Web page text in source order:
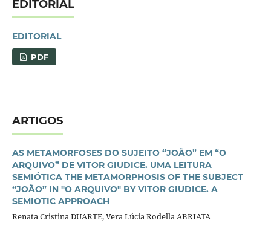
EDITORIAL
EDITORIAL
PDF
ARTIGOS
AS METAMORFOSES DO SUJEITO “JOÃO” EM “O
ARQUIVO” DE VITOR GIUDICE. UMA LEITURA
SEMIÓTICA THE METAMORPHOSIS OF THE SUBJECT
“JOÃO” IN "O ARQUIVO" BY VITOR GIUDICE. A
SEMIOTIC APPROACH
Renata Cristina DUARTE, Vera Lúcia Rodella ABRIATA